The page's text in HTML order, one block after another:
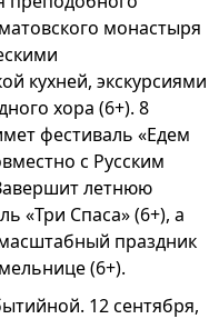
монастыря
кухней, экскурсиями
хора (6+). 8
фестиваль «Едем
с Русским
летнюю
«Три Спаса» (6+), а
праздник
(6+).
12 сентября,